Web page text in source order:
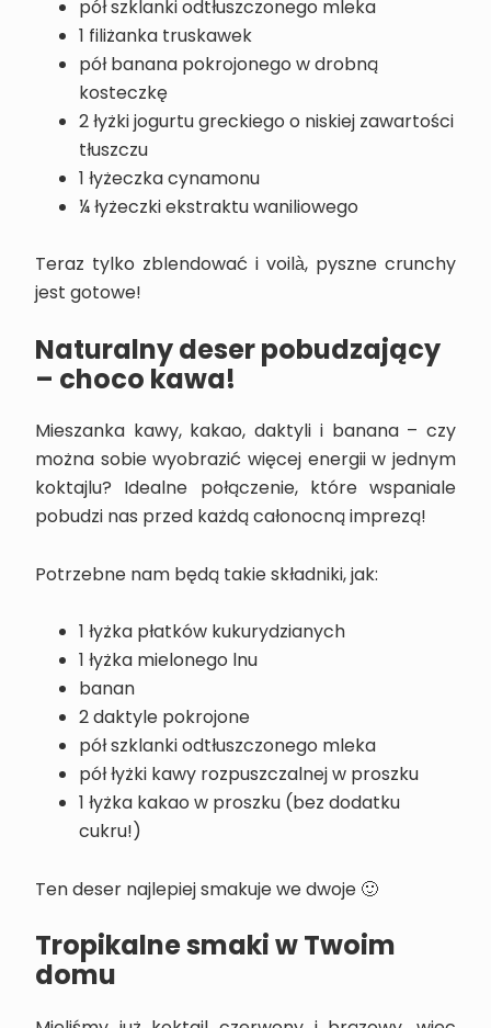
pół szklanki odtłuszczonego mleka
1 filiżanka truskawek
pół banana pokrojonego w drobną
kosteczkę
2 łyżki jogurtu greckiego o niskiej zawartości
tłuszczu
1 łyżeczka cynamonu
¼ łyżeczki ekstraktu waniliowego
Teraz tylko zblendować i voilà, pyszne crunchy
jest gotowe!
Naturalny deser pobudzający
– choco kawa!
Mieszanka kawy, kakao, daktyli i banana – czy
można sobie wyobrazić więcej energii w jednym
koktajlu? Idealne połączenie, które wspaniale
pobudzi nas przed każdą całonocną imprezą!
Potrzebne nam będą takie składniki, jak:
1 łyżka płatków kukurydzianych
1 łyżka mielonego lnu
banan
2 daktyle pokrojone
pół szklanki odtłuszczonego mleka
pół łyżki kawy rozpuszczalnej w proszku
1 łyżka kakao w proszku (bez dodatku
cukru!)
Ten deser najlepiej smakuje we dwoje 🙂
Tropikalne smaki w Twoim
domu